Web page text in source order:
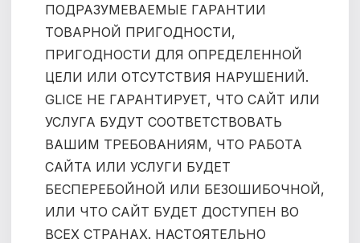
ПОДРАЗУМЕВАЕМЫЕ ГАРАНТИИ
ТОВАРНОЙ ПРИГОДНОСТИ,
ПРИГОДНОСТИ ДЛЯ ОПРЕДЕЛЕННОЙ
ЦЕЛИ ИЛИ ОТСУТСТВИЯ НАРУШЕНИЙ.
GLICE НЕ ГАРАНТИРУЕТ, ЧТО САЙТ ИЛИ
УСЛУГА БУДУТ СООТВЕТСТВОВАТЬ
ВАШИМ ТРЕБОВАНИЯМ, ЧТО РАБОТА
САЙТА ИЛИ УСЛУГИ БУДЕТ
БЕСПЕРЕБОЙНОЙ ИЛИ БЕЗОШИБОЧНОЙ,
ИЛИ ЧТО САЙТ БУДЕТ ДОСТУПЕН ВО
ВСЕХ СТРАНАХ. НАСТОЯТЕЛЬНО